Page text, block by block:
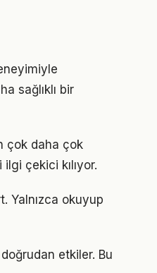
sağlıklı bir
çok daha çok
çekici kılıyor.
Yalnızca okuyup
etkiler. Bu